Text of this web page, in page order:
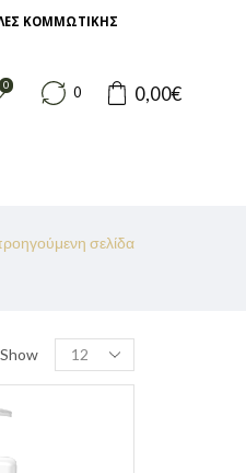
ΚΟΜΜΩΤΙΚΗΣ
0 0 0,00€
σελίδα
Show